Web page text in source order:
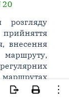
20
розгляду
внесення
у